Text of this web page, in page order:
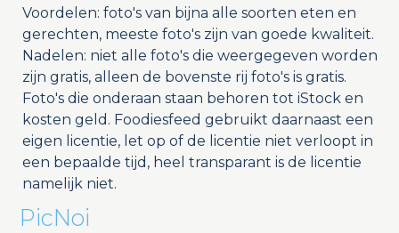
Voordelen: foto's van bijna alle soorten eten en
gerechten, meeste foto's zijn van goede kwaliteit.
Nadelen: niet alle foto's die weergegeven worden
zijn gratis, alleen de bovenste rij foto's is gratis.
Foto's die onderaan staan behoren tot iStock en
kosten geld. Foodiesfeed gebruikt daarnaast een
eigen licentie, let op of de licentie niet verloopt in
een bepaalde tijd, heel transparant is de licentie
namelijk niet.
PicNoi